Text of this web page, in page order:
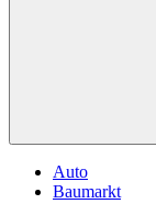
Auto
Baumarkt